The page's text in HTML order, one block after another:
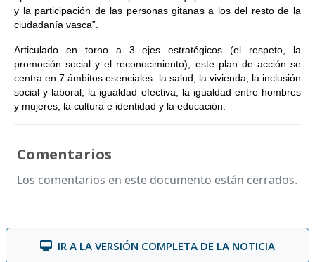
y la participación de las personas gitanas a los del resto de la
ciudadanía vasca”.
Articulado en torno a 3 ejes estratégicos (el respeto, la
promoción social y el reconocimiento), este plan de acción se
centra en 7 ámbitos esenciales: la salud; la vivienda; la inclusión
social y laboral; la igualdad efectiva; la igualdad entre hombres
y mujeres; la cultura e identidad y la educación.
Comentarios
Los comentarios en este documento están cerrados.
IR A LA VERSIÓN COMPLETA DE LA NOTICIA